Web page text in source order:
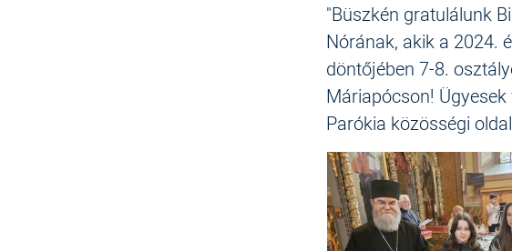
"Büszkén gratulálunk
Nórának, akik a 2024.
döntőjében 7-8.
Máriapócson!
Parókia közösségi